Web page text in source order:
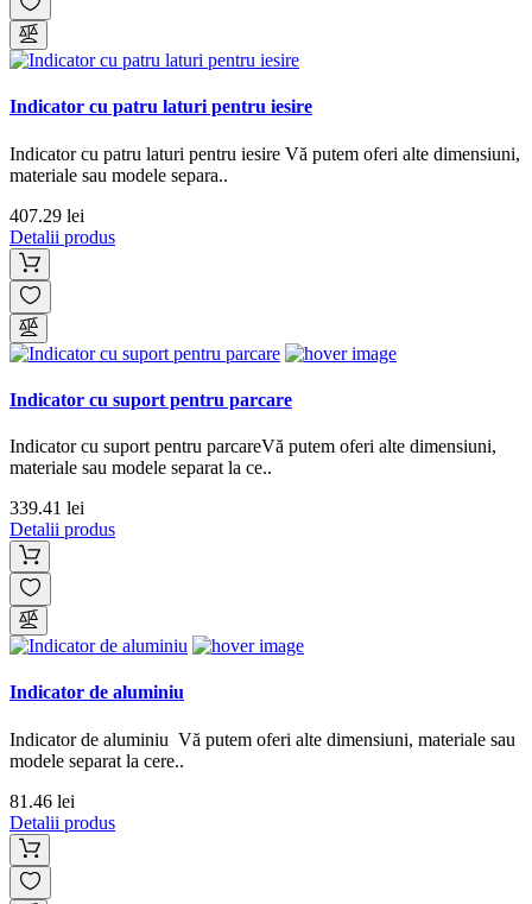
Indicator cu patru laturi pentru iesire
Indicator cu patru laturi pentru iesire Vă putem oferi alte dimensiuni,
materiale sau modele separa..
407.29 lei
Detalii produs
Indicator cu suport pentru parcare
Indicator cu suport pentru parcareVă putem oferi alte dimensiuni,
materiale sau modele separat la ce..
339.41 lei
Detalii produs
Indicator de aluminiu
Indicator de aluminiu Vă putem oferi alte dimensiuni, materiale sau
modele separat la cere..
81.46 lei
Detalii produs